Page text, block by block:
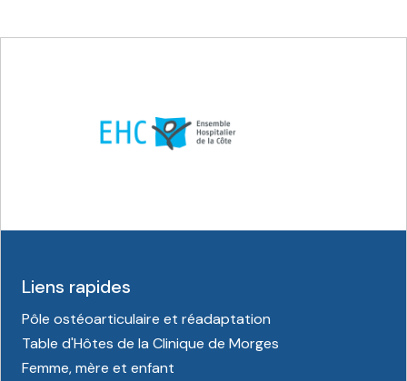
Liens rapides
Pôle ostéoarticulaire et réadaptation
Table d'Hôtes de la Clinique de Morges
Femme, mère et enfant